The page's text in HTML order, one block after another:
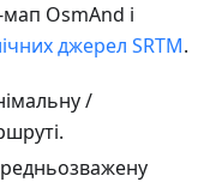
OsmAnd і
джерел SRTM.
/